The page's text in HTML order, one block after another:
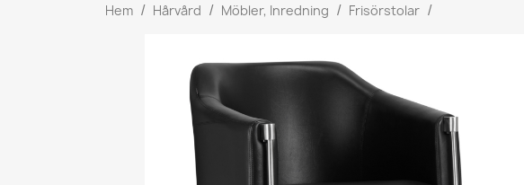
Hem Hårvård Möbler, Inredning Frisörstolar